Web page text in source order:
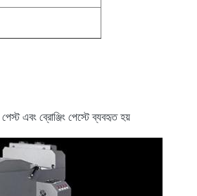
পেস্ট এবং ব্রোঞ্জিং পেস্টে ব্যবহৃত হয়